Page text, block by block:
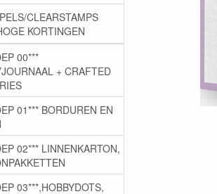
CLEARSTAMPS
KORTINGEN
00***
+ CRAFTED
01*** BORDUREN EN
02*** LINNENKARTON,
03***,HOBBYDOTS,